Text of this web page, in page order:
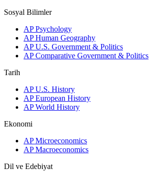
Sosyal Bilimler
AP Psychology
AP Human Geography
AP U.S. Government & Politics
AP Comparative Government & Politics
Tarih
AP U.S. History
AP European History
AP World History
Ekonomi
AP Microeconomics
AP Macroeconomics
Dil ve Edebiyat